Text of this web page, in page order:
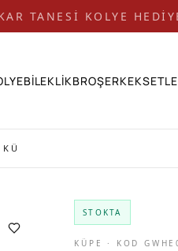
TANESİ KOLYE
BİLEKLİKBROŞERKEK
STOKTA
KÜPE · KOD